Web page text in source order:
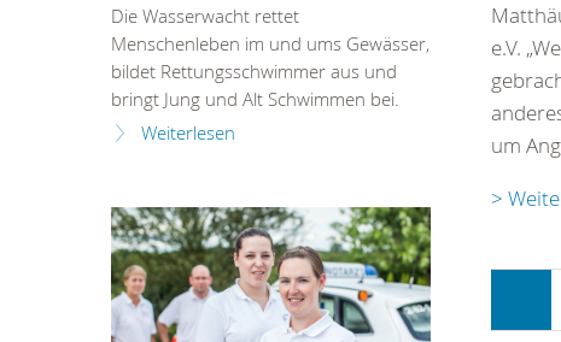
e.V.
um
>
Die Wasserwacht rettet
Menschenleben im und ums Gewässer,
bildet Rettungsschwimmer aus und
bringt Jung und Alt Schwimmen bei.
Weiterlesen